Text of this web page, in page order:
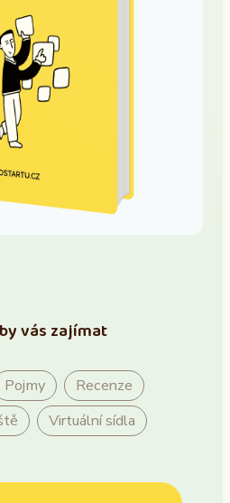
vás zajímat
Pojmy
Recenze
Virtuální sídla